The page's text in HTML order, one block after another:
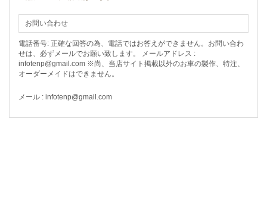
お問い合わせ
電話番号: 正確な回答の為、電話ではお答えができません。お問い合わ
せは、必ずメールでお願い致します。 メールアドレス :
infotenp@gmail.com ※尚、当店サイト掲載以外のお車の製作、特注、
オーダーメイドはできません。
メール : infotenp@gmail.com